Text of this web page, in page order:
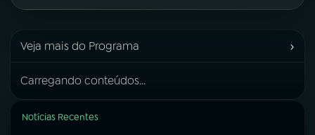
Veja mais do Programa ›
Carregando conteúdos...
Notícias Recentes